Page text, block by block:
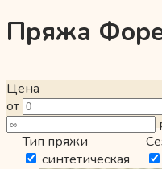
Пряжа
Цена
от
Тип пряжи
синтетическая